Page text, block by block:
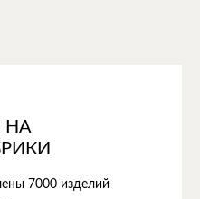
НА
7000 изделий